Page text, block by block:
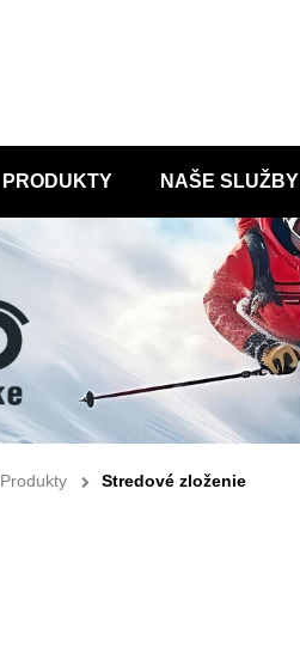
PRODUKTY NAŠE SLUŽBY
Produkty Stredové zloženie